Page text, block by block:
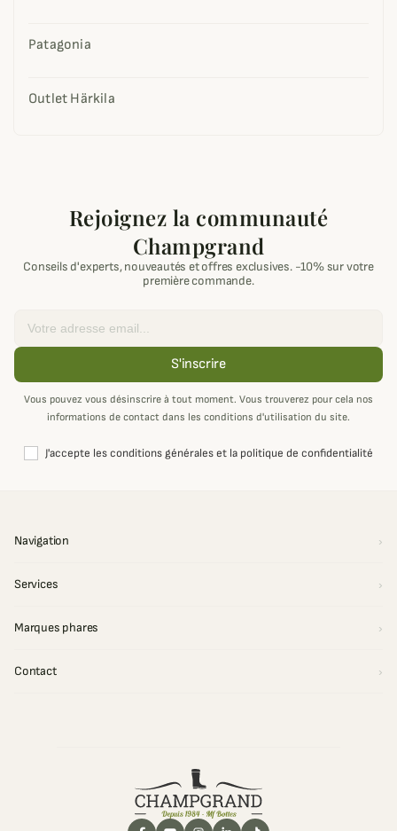
Patagonia
Outlet Härkila
Rejoignez la communauté
Champgrand
Conseils d'experts, nouveautés et offres exclusives. -10% sur votre
première commande.
S'inscrire
Vous pouvez vous désinscrire à tout moment. Vous trouverez pour cela nos
informations de contact dans les conditions d'utilisation du site.
J'accepte les conditions générales et la politique de confidentialité
Navigation
Services
Marques phares
Contact